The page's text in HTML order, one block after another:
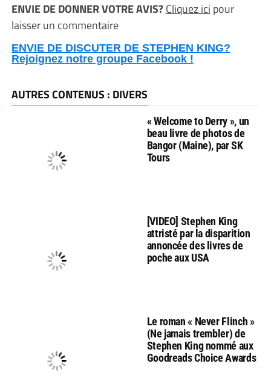
ENVIE DE DONNER VOTRE AVIS?Cliquez ici pour
laisser un commentaire
ENVIE DE DISCUTER DE STEPHEN KING?
Rejoignez notre groupe Facebook !
AUTRES CONTENUS : DIVERS
« Welcome to Derry », un
beau livre de photos de
Bangor (Maine), par SK
Tours
[VIDEO] Stephen King
attristé par la disparition
annoncée des livres de
poche aux USA
Le roman « Never Flinch »
(Ne jamais trembler) de
Stephen King nommé aux
Goodreads Choice Awards